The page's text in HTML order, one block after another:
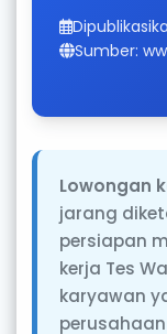
Sumber:
Lowongan
jarang
persiapan
kerja Tes
karyawan